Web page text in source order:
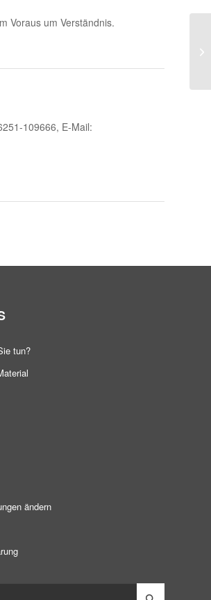
Voraus um Verständnis.
109666, E-Mail:
tun?
ändern